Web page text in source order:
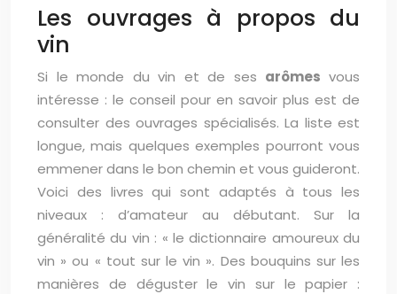
Les ouvrages à propos du
vin
Si le monde du vin et de ses arômesvous
intéresse : le conseil pour en savoir plus est de
consulter des ouvrages spécialisés. La liste est
longue, mais quelques exemples pourront vous
emmener dans le bon chemin et vous guideront.
Voici des livres qui sont adaptés à tous les
niveaux : d’amateur au débutant. Sur la
généralité du vin : « le dictionnaire amoureux du
vin » ou « tout sur le vin ». Des bouquins sur les
manières de déguster le vin sur le papier :